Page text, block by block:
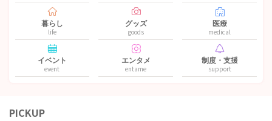
暮らし
life
グッズ
goods
医療
medical
イベント
event
エンタメ
entame
制度・支援
support
PICKUP